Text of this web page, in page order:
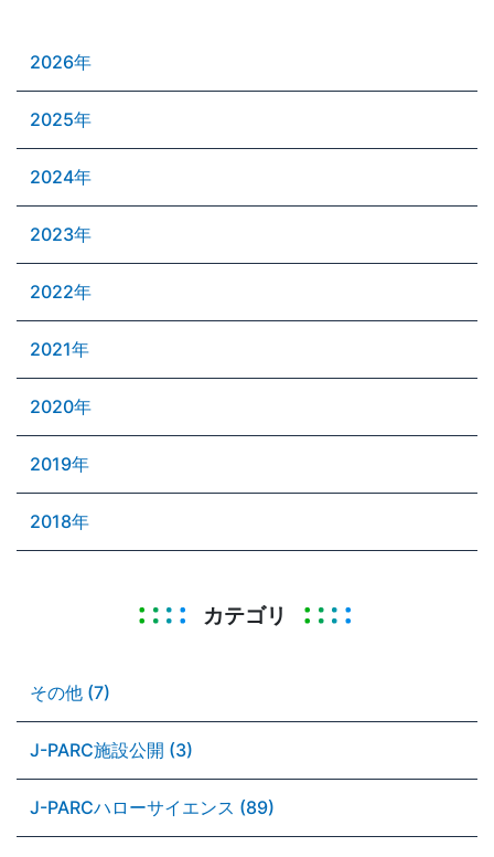
2026年
2025年
2024年
2023年
2022年
2021年
2020年
2019年
2018年
カテゴリ
その他 (7)
J-PARC施設公開 (3)
J-PARCハローサイエンス (89)